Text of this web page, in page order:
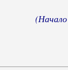
(Начало